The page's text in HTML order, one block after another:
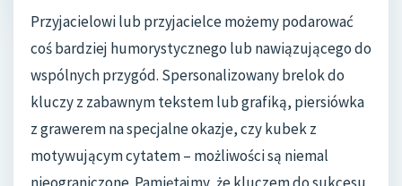
Przyjacielowi lub przyjacielce możemy podarować
coś bardziej humorystycznego lub nawiązującego do
wspólnych przygód. Spersonalizowany brelok do
kluczy z zabawnym tekstem lub grafiką, piersiówka
z grawerem na specjalne okazje, czy kubek z
motywującym cytatem – możliwości są niemal